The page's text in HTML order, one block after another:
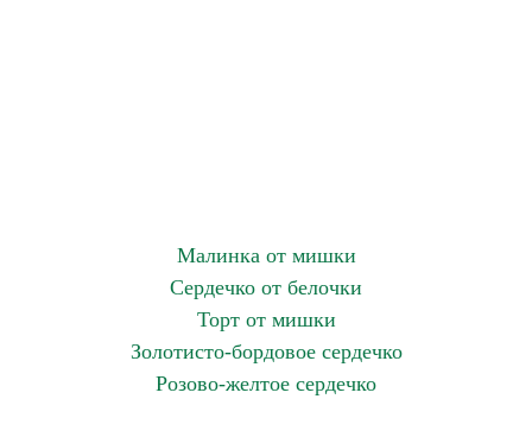
Малинка от мишки
Сердечко от белочки
Торт от мишки
Золотисто-бордовое сердечко
Розово-желтое сердечко